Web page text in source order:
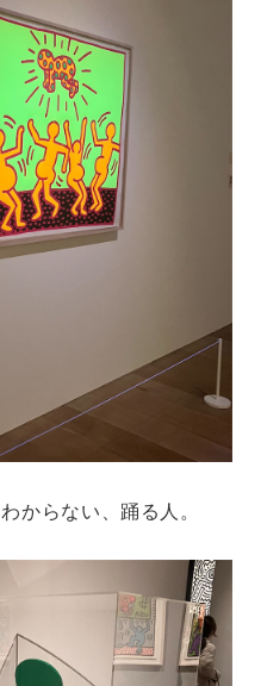
からない、踊る人。